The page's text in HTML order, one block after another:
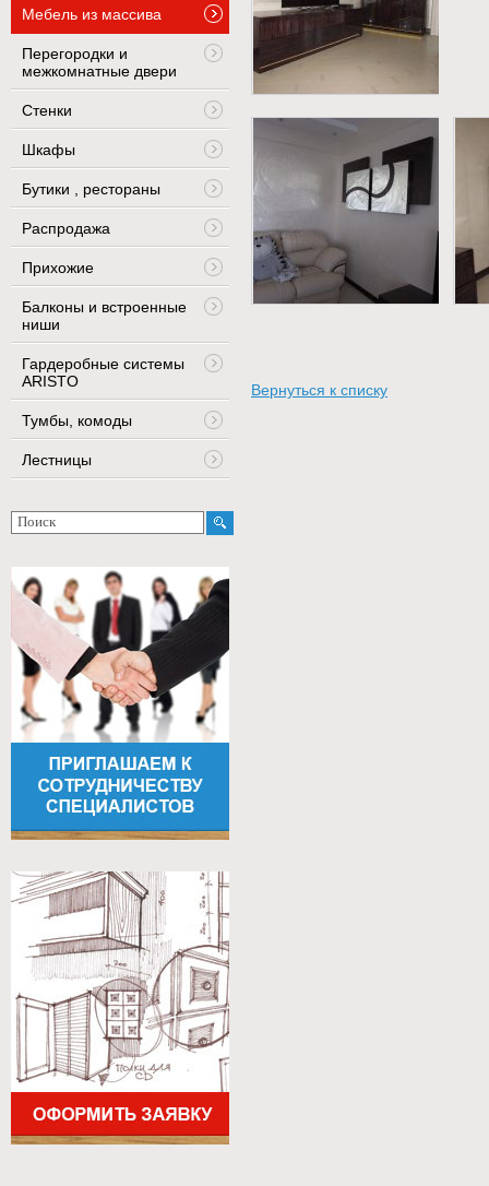
Вернуться к списку
Мебель из массива
Перегородки и
межкомнатные двери
Стенки
Шкафы
Бутики , рестораны
Распродажа
Прихожие
Балконы и встроенные
ниши
Гардеробные системы
ARISTO
Тумбы, комоды
Лестницы